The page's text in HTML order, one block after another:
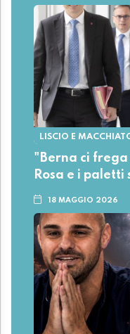
LISCIO E
"Berna ci frega
Rosa e i paletti
18 MAGGIO 2026